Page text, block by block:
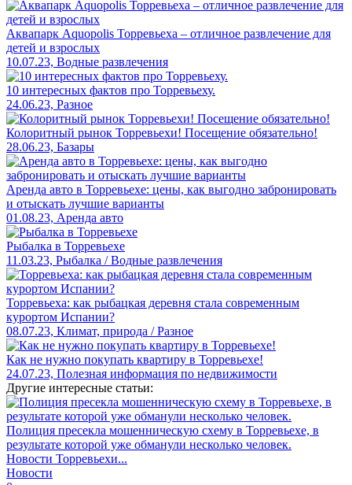
Аквапарк Aquopolis Торревьеха – отличное развлечение для
детей и взрослых
10.07.23, Водные развлечения
10 интересных фактов про Торревьеху.
24.06.23, Разное
Колоритный рынок Торревьехи! Посещение обязательно!
28.06.23, Базары
Аренда авто в Торревьехе: цены, как выгодно забронировать
и отыскать лучшие варианты
01.08.23, Аренда авто
Рыбалка в Торревьехе
11.03.23, Рыбалка / Водные развлечения
Торревьеха: как рыбацкая деревня стала современным
курортом Испании?
08.07.23, Климат, природа / Разное
Как не нужно покупать квартиру в Торревьехе!
24.07.23, Полезная информация по недвижимости
Другие интересные статьи:
Полиция пресекла мошенническую схему в Торревьехе, в
результате которой уже обманули несколько человек.
Новости Торревьехи...
Новости